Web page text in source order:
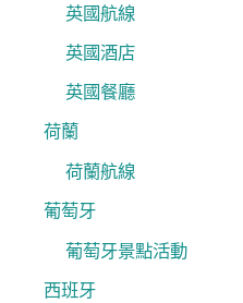
英國航線
英國酒店
英國餐廳
荷蘭
荷蘭航線
葡萄牙
葡萄牙景點活動
西班牙